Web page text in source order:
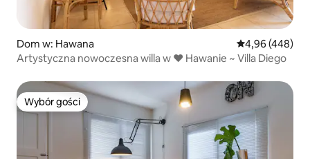
Dom w: Hawana Średnia
4,96 (448)
Artystyczna nowoczesna willa w ❤️ Hawanie ~ Villa Diego
Wybór gości
Wybór gości